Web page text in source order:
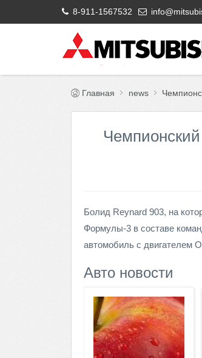
8-911-1567532
Главная news
Болид Reynard 903, на
Формулы-3 в составе
автомобиль с двигателем
Авто новости